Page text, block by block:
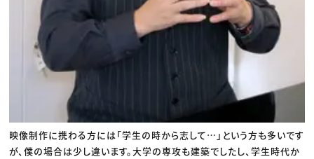
映像制作に携わる方には「学生の時から志して…」という方も多いです
が、僕の場合は少し違います。大学の専攻も建築でしたし、学生時代か